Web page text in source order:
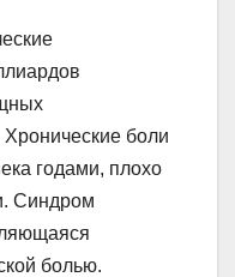
боли
годами, плохо
Синдром
болью.